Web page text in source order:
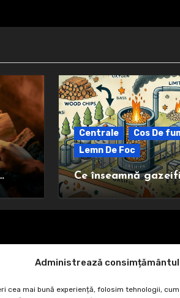
Administrează consimțământul
cea mai bună experiență, folosim tehnologii,
Centrale
Cos De
Lemn De Foc
Ce înseamnă